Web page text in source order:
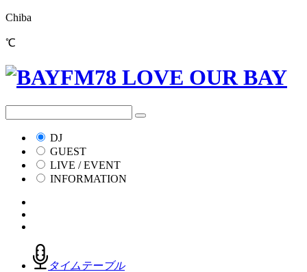
Chiba
℃
DJ
GUEST
LIVE / EVENT
INFORMATION
タイムテーブル